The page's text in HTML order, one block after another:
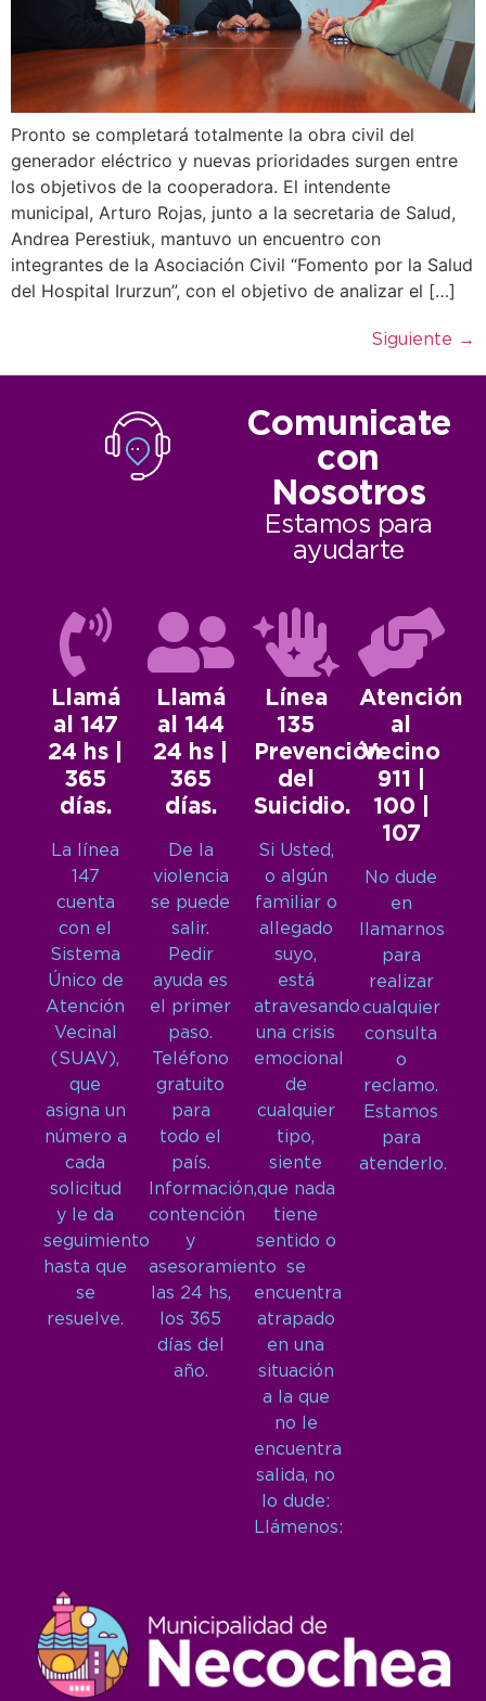
Pronto se completará totalmente la obra civil del
generador eléctrico y nuevas prioridades surgen entre
los objetivos de la cooperadora. El intendente
municipal, Arturo Rojas, junto a la secretaria de Salud,
Andrea Perestiuk, mantuvo un encuentro con
integrantes de la Asociación Civil “Fomento por la Salud
del Hospital Irurzun”, con el objetivo de analizar el […]
Siguiente →
Comunicate
con
Nosotros
Estamos para
ayudarte
Llamá
al 147
24 hs |
365
días.
La línea
147
cuenta
con el
Sistema
Único de
Atención
Vecinal
(SUAV),
que
asigna un
número a
cada
solicitud
y le da
seguimiento
hasta que
se
resuelve.
Llamá
al 144
24 hs |
365
días.
De la
violencia
se puede
salir.
Pedir
ayuda es
el primer
paso.
Teléfono
gratuito
para
todo el
país.
Información,
contención
y
asesoramiento
las 24 hs,
los 365
días del
año.
Línea
135
Prevención
del
Suicidio.
Si Usted,
o algún
familiar o
allegado
suyo,
está
atravesando
una crisis
emocional
de
cualquier
tipo,
siente
que nada
tiene
sentido o
se
encuentra
atrapado
en una
situación
a la que
no le
encuentra
salida, no
lo dude:
Llámenos:
Atención
al
Vecino
911 |
100 |
107
No dude
en
llamarnos
para
realizar
cualquier
consulta
o
reclamo.
Estamos
para
atenderlo.